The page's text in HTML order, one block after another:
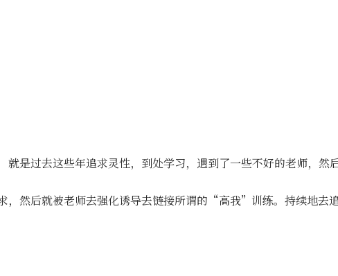
就是过去这些年追求灵性，到处学习，遇到了一些不好的老师，然
，然后就被老师去强化诱导去链接所谓的“高我”训练。持续地去